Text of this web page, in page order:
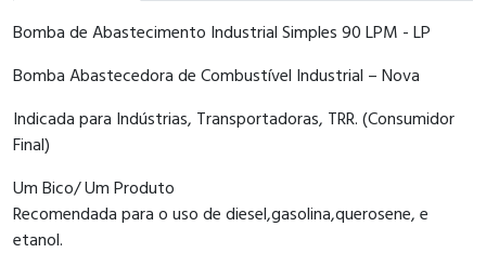
Bomba de Abastecimento Industrial Simples 90 LPM - LP
Bomba Abastecedora de Combustível Industrial – Nova
Indicada para Indústrias, Transportadoras, TRR. (Consumidor
Final)
Um Bico/ Um Produto
Recomendada para o uso de diesel,gasolina,querosene, e
etanol.